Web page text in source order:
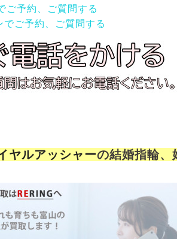
ご予約、ご質問する
ご予約、ご質問する
ヤルアッシャーの結婚指輪、